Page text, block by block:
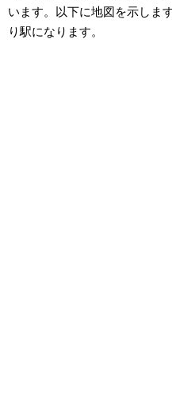
います。以下に地図を示しま
り駅になります。